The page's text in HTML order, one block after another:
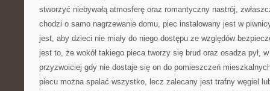
stworzyć niebywałą atmosferę oraz romantyczny nastrój,
chodzi o samo nagrzewanie domu, piec instalowany jest w
jest, aby dzieci nie miały do niego dostępu ze względów
jest to, że wokół takiego pieca tworzy się brud oraz osadza pył,
przyzwoiciej gdy nie dostaje się on do pomieszczeń
piecu można spalać wszystko, lecz zalecany jest trafny węgiel